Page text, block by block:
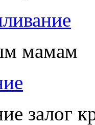
мамам
залог